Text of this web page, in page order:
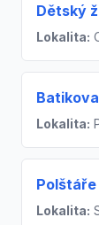
Dětský
Lokalita:
Lokalita:
Lokalita: